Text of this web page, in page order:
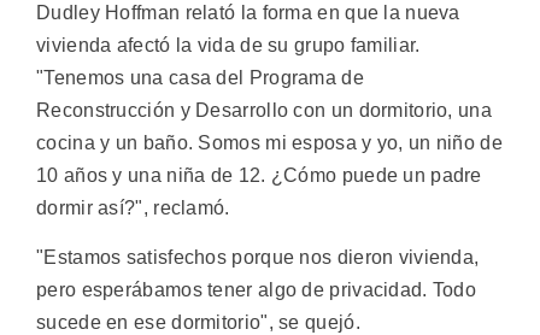
Dudley Hoffman relató la forma en que la nueva
vivienda afectó la vida de su grupo familiar.
"Tenemos una casa del Programa de
Reconstrucción y Desarrollo con un dormitorio, una
cocina y un baño. Somos mi esposa y yo, un niño de
10 años y una niña de 12. ¿Cómo puede un padre
dormir así?", reclamó.
"Estamos satisfechos porque nos dieron vivienda,
pero esperábamos tener algo de privacidad. Todo
sucede en ese dormitorio", se quejó.